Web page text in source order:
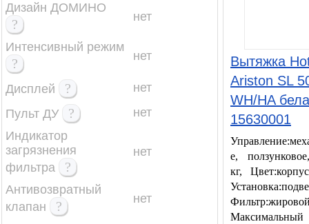
Дизайн ДОМИНО
? нет
Интенсивный режим
? нет
Дисплей ?
нет
Пульт ДУ
?
нет
Индикатор
загрязнения
фильтра
?
нет
Антивозвратный
клапан
? нет
Вытяжка
Ariston SL
WH/HA
15630001
е,
кг,
Максимальный